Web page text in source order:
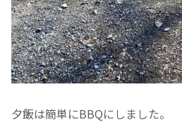
夕飯は簡単にBBQにしました。